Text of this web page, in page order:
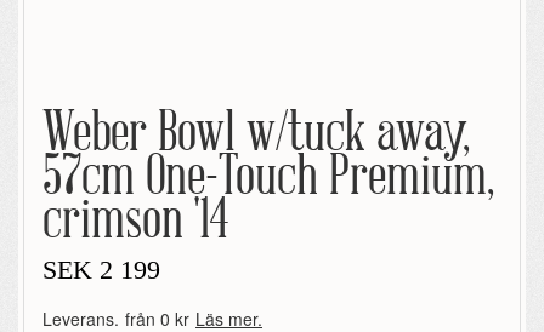
Weber Bowl w/tuck away,
57cm One-Touch Premium,
crimson '14
SEK 2 199
Leverans. från 0 kr Läs mer.